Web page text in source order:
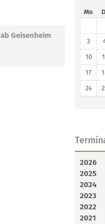
Geisenheim
Mo
3
10
17
24
2026
2025
2024
2023
2022
2021